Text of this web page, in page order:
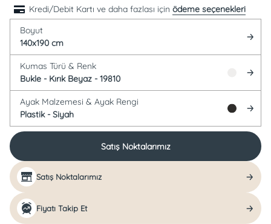
Kredi/Debit Kartı ve daha fazlası için ödeme seçenekleri
Boyut
140x190 cm
Kumas Türü & Renk
Bukle - Kırık Beyaz - 19810
Ayak Malzemesi & Ayak Rengi
Plastik - Siyah
Satış Noktalarımız
Satış Noktalarımız
Fiyatı Takip Et